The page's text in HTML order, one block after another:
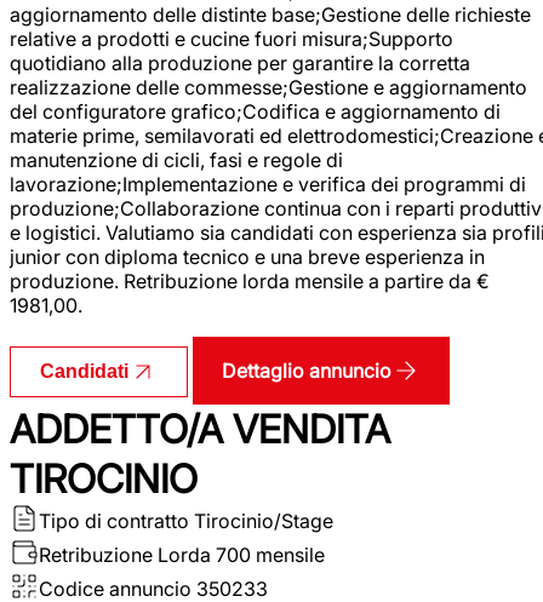
aggiornamento delle distinte base;Gestione delle richieste
relative a prodotti e cucine fuori misura;Supporto
quotidiano alla produzione per garantire la corretta
realizzazione delle commesse;Gestione e aggiornamento
del configuratore grafico;Codifica e aggiornamento di
materie prime, semilavorati ed elettrodomestici;Creazione
manutenzione di cicli, fasi e regole di
lavorazione;Implementazione e verifica dei programmi di
produzione;Collaborazione continua con i reparti
e logistici. Valutiamo sia candidati con esperienza sia
junior con diploma tecnico e una breve esperienza in
produzione. Retribuzione lorda mensile a partire da €
1981,00.
Candidati Dettaglio annuncio
ADDETTO/A VENDITA
TIROCINIO
Tipo di contratto Tirocinio/Stage
Retribuzione Lorda 700 mensile
Codice annuncio 350233